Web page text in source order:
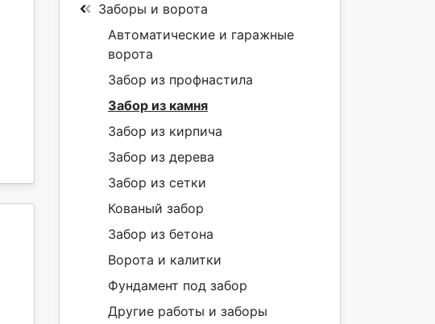
Заборы и ворота
Автоматические и гаражные
ворота
Забор из профнастила
Забор из камня
Забор из кирпича
Забор из дерева
Забор из сетки
Кованый забор
Забор из бетона
Ворота и калитки
Фундамент под забор
Другие работы и заборы